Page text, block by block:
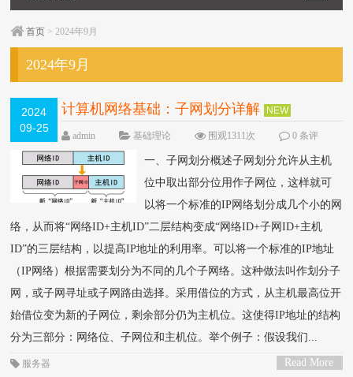
首页 > 2024年9月
2024年9月
2024
09-25
计算机网络基础：子网划分详解 NEW
admin 基础理论 围观1311次
0 条评
论
一、子网划分概述子网划分允许从主机
位中取出部分位用作子网位，这样就可
以将一个标准的IP网络划分成几个小的网
络，从而将“网络ID+主机ID”二层结构变成“网络ID+子网ID+主机
ID”的三层结构，以提高IP地址的利用率。可以将一个标准的IP地址
（IP网络）根据需要划分为不同的几个子网络。这种做法叫作划分子
网，或子网寻址或子网路由选择。采用借位的方式，从主机最高位开
始借位变为新的子网位，剩余部分仍为主机位。这使得IP地址的结构
分为三部分：网络位、子网位和主机位。举个例子：假设我们...
Read More
服务器